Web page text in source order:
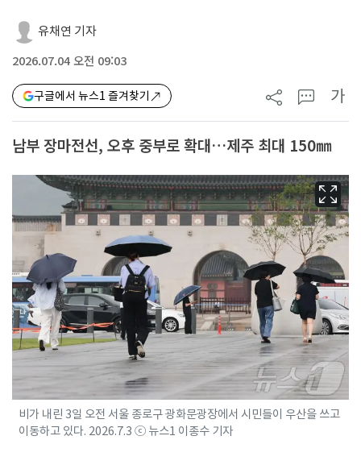
유채연 기자
2026.07.04 오전 09:03
구글에서 뉴스1 즐겨찾기 가
남부 장마전선, 오후 중부로 확대…제주 최대 150㎜
비가 내린 3일 오전 서울 종로구 광화문광장에서 시민들이 우산을 쓰고
이동하고 있다. 2026.7.3 ⓒ 뉴스1 이종수 기자